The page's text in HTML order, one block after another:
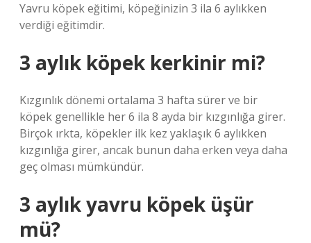
Yavru köpek eğitimi, köpeğinizin 3 ila 6 aylıkken
verdiği eğitimdir.
3 aylık köpek kerkinir mi?
Kızgınlık dönemi ortalama 3 hafta sürer ve bir
köpek genellikle her 6 ila 8 ayda bir kızgınlığa girer.
Birçok ırkta, köpekler ilk kez yaklaşık 6 aylıkken
kızgınlığa girer, ancak bunun daha erken veya daha
geç olması mümkündür.
3 aylık yavru köpek üşür
mü?